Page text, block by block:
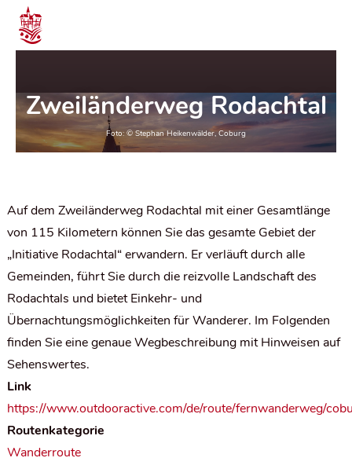
Zweiländerweg Rodachtal
Auf dem Zweiländerweg Rodachtal mit einer Gesamtlänge
von 115 Kilometern können Sie das gesamte Gebiet der
„Initiative Rodachtal“ erwandern. Er verläuft durch alle
Gemeinden, führt Sie durch die reizvolle Landschaft des
Rodachtals und bietet Einkehr- und
Übernachtungsmöglichkeiten für Wanderer. Im Folgenden
finden Sie eine genaue Wegbeschreibung mit Hinweisen auf
Sehenswertes.
Link
https://www.outdooractive.com/de/route/fernwanderweg/
Routenkategorie
Wanderroute